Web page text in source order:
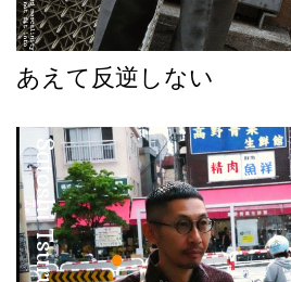
あえて反逆しない
Satoshi Tsuruta